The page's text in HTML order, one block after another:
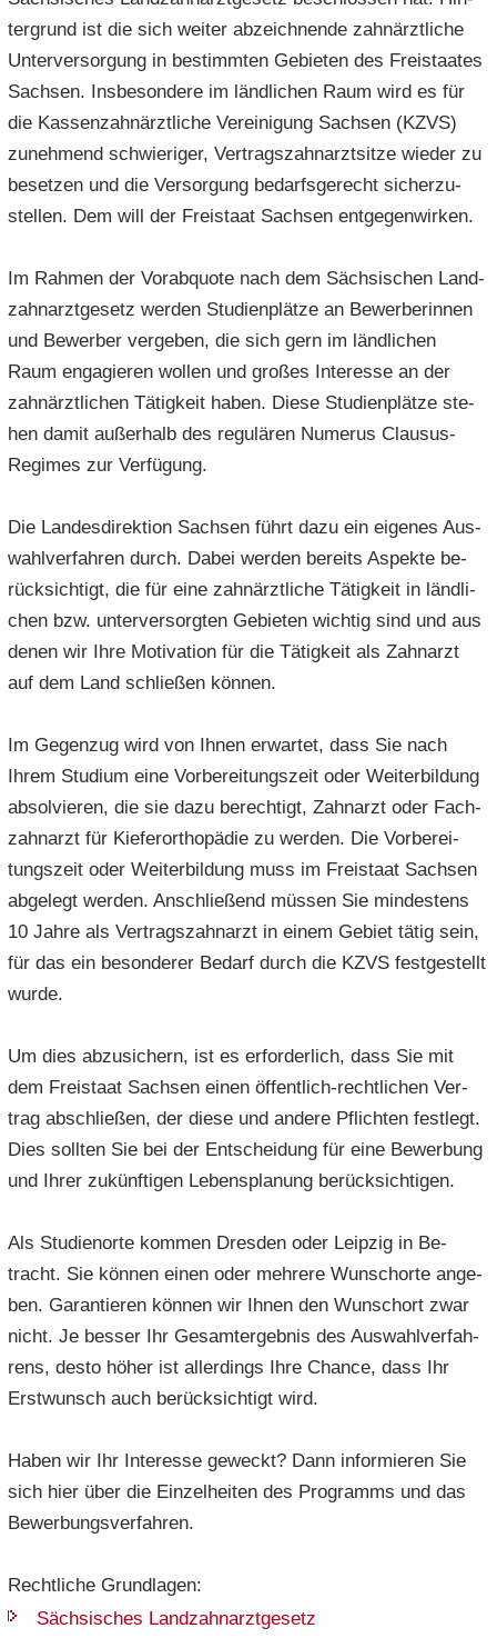
ter­grund ist die sich wei­ter ab­zeich­nen­de zahn­ärzt­li­che
Un­ter­ver­sor­gung in be­stimm­ten Ge­bie­ten des Frei­staa­tes
Sach­sen. Ins­be­son­de­re im länd­li­chen Raum wird es für
die Kas­sen­zahn­ärzt­li­che Ver­ei­ni­gung Sach­sen (KZVS)
zu­neh­mend schwie­ri­ger, Ver­trags­zahn­arzt­sit­ze wie­der zu
be­set­zen und die Ver­sor­gung be­darfs­ge­recht si­cher­zu­
stel­len. Dem will der Frei­staat Sach­sen ent­ge­gen­wir­ken.
Im Rah­men der Vor­ab­quo­te nach dem Säch­si­schen Land­
zahn­arzt­ge­setz wer­den Stu­di­en­plät­ze an Be­wer­be­rin­nen
und Be­wer­ber ver­ge­ben, die sich gern im länd­li­chen
Raum en­ga­gie­ren wol­len und gro­ßes In­ter­es­se an der
zahn­ärzt­li­chen Tä­tig­keit haben. Diese Stu­di­en­plät­ze ste­
hen damit au­ßer­halb des re­gu­lä­ren Nu­me­rus Clausus-​
Regimes zur Ver­fü­gung.
Die Lan­des­di­rek­ti­on Sach­sen führt dazu ein ei­ge­nes Aus­
wahl­ver­fah­ren durch. Dabei wer­den be­reits Aspek­te be­
rück­sich­tigt, die für eine zahn­ärzt­li­che Tä­tig­keit in länd­li­
chen bzw. un­ter­ver­sorg­ten Ge­bie­ten wich­tig sind und aus
denen wir Ihre Mo­ti­va­ti­on für die Tä­tig­keit als Zahn­arzt
auf dem Land schlie­ßen kön­nen.
Im Ge­gen­zug wird von Ihnen er­war­tet, dass Sie nach
Ihrem Stu­di­um eine Vor­be­rei­tungs­zeit oder Wei­ter­bil­dung
ab­sol­vie­ren, die sie dazu be­rech­tigt, Zahn­arzt oder Fach­
zahn­arzt für Kie­fer­or­tho­pä­die zu wer­den. Die Vor­be­rei­
tungs­zeit oder Wei­ter­bil­dung muss im Frei­staat Sach­sen
ab­ge­legt wer­den. An­schlie­ßend müs­sen Sie min­des­tens
10 Jahre als Ver­trags­zahn­arzt in einem Ge­biet tätig sein,
für das ein be­son­de­rer Be­darf durch die KZVS fest­ge­stellt
wurde.
Um dies ab­zu­si­chern, ist es er­for­der­lich, dass Sie mit
dem Frei­staat Sach­sen einen öffentlich-​rechtlichen Ver­
trag ab­schlie­ßen, der diese und an­de­re Pflich­ten fest­legt.
Dies soll­ten Sie bei der Ent­schei­dung für eine Be­wer­bung
und Ihrer zu­künf­ti­gen Le­bens­pla­nung be­rück­sich­ti­gen.
Als Stu­di­en­or­te kom­men Dres­den oder Leip­zig in Be­
tracht. Sie kön­nen einen oder meh­re­re Wunschor­te an­ge­
ben. Ga­ran­tie­ren kön­nen wir Ihnen den Wunschort zwar
nicht. Je bes­ser Ihr Ge­samt­ergeb­nis des Aus­wahl­ver­fah­
rens, desto höher ist al­ler­dings Ihre Chan­ce, dass Ihr
Erst­wunsch auch be­rück­sich­tigt wird.
Haben wir Ihr In­ter­es­se ge­weckt? Dann in­for­mie­ren Sie
sich hier über die Ein­zel­hei­ten des Pro­gramms und das
Be­wer­bungs­ver­fah­ren.
Recht­li­che Grund­la­gen:
Säch­si­sches Land­zahn­arzt­ge­setz